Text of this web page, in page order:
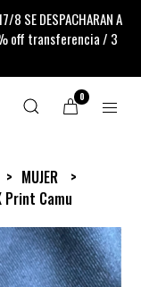
8 SE DESPACHARAN A
off transferencia / 3
0
MUJER
Print Camu